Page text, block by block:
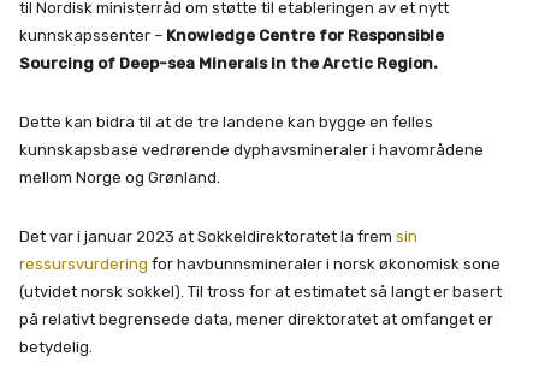
til Nordisk ministerråd om støtte til etableringen av et nytt
kunnskapssenter – Knowledge Centre for Responsible
Sourcing of Deep-sea Minerals in the Arctic Region.
Dette kan bidra til at de tre landene kan bygge en felles
kunnskapsbase vedrørende dyphavsmineraler i havområdene
mellom Norge og Grønland.
Det var i januar 2023 at Sokkeldirektoratet la frem sin
ressursvurdering for havbunnsmineraler i norsk økonomisk sone
(utvidet norsk sokkel). Til tross for at estimatet så langt er basert
på relativt begrensede data, mener direktoratet at omfanget er
betydelig.